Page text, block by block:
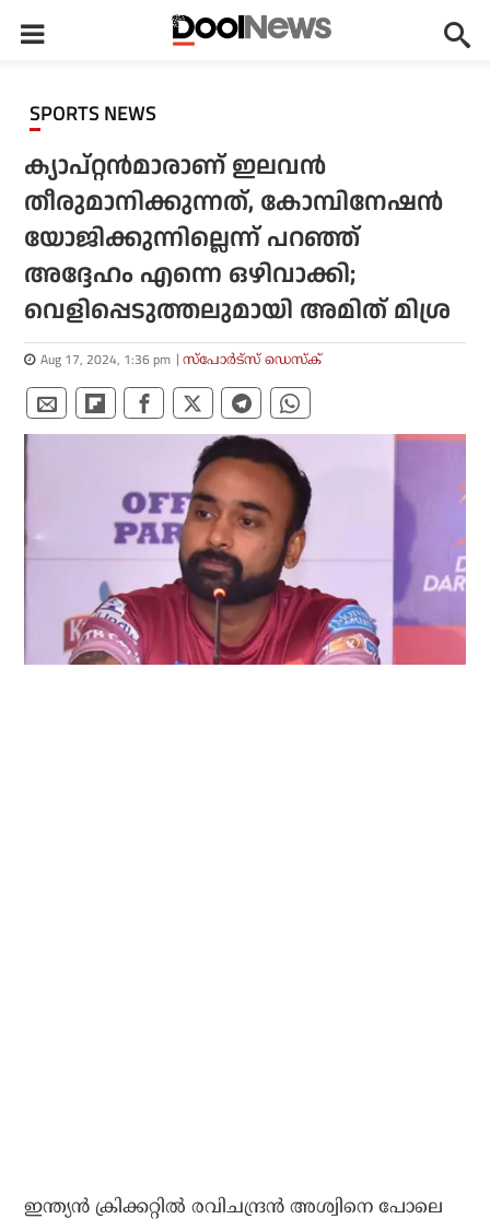
SPORTS NEWS
ക്യാപ്റ്റന്‍മാരാണ് ഇലവന്‍
തീരുമാനിക്കുന്നത്, കോമ്പിനേഷന്‍
യോജിക്കുന്നില്ലെന്ന് പറഞ്ഞ്
അദ്ദേഹം എന്നെ ഒഴിവാക്കി;
വെളിപ്പെടുത്തലുമായി അമിത് മിശ്ര
Aug 17, 2024, 1:36 pm സ്പോര്‍ട്സ് ഡെസ്‌ക്
ഇന്ത്യന്‍ ക്രിക്കറ്റില്‍ രവിചന്ദ്രന്‍ അശ്വിനെ പോലെ